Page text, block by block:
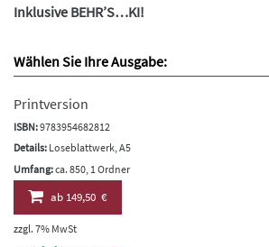
Inklusive BEHR’S…KI!
Wählen Sie Ihre Ausgabe:
Printversion
ISBN:9783954682812
Details: Loseblattwerk, A5
Umfang:ca. 850, 1 Ordner
ab149,50 €
zzgl. 7% MwSt